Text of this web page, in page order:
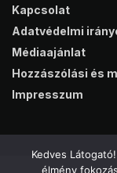
Kapcsolat
Adatvédelmi
Médiaajánlat
Hozzászólási és
Impresszum
Kedves
élmény